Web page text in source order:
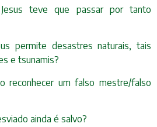
teve que passar por tanto
permite desastres naturais, tais
e tsunamis?
reconhecer um falso mestre/falso
ainda é salvo?